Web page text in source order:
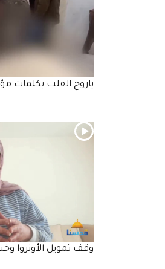
ياروح القلب بكلمات
وقف تمويل الأونروا